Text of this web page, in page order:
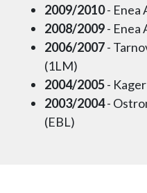
2009/2010- Enea
2008/2009- Enea
2006/2007-
(1LM)
2004/2005-
2003/2004-
(EBL)